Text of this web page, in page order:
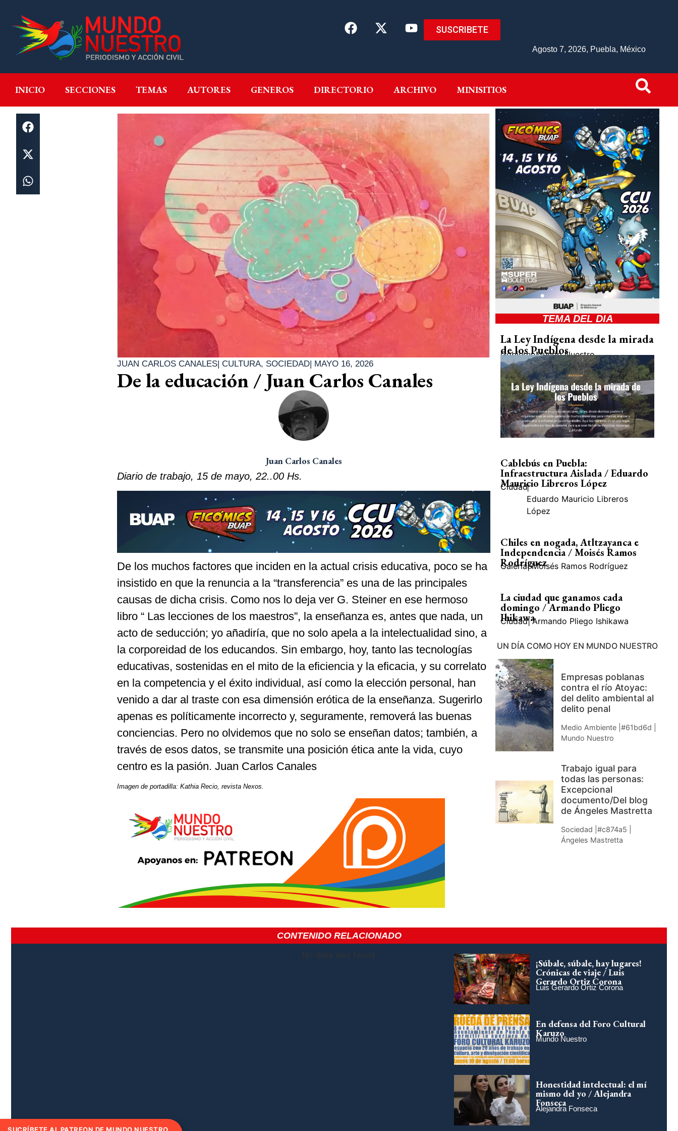
SUSCRIBETE
Agosto 7, 2026, Puebla, México
INICIO SECCIONES TEMAS AUTORES GENEROS DIRECTORIO ARCHIVO MINISITIOS
INICIO SECCIONES GENEROS DIRECTORIO ARCHIVO MINISITIOS
JUAN CARLOS CANALES| CULTURA, SOCIEDAD| MAYO 16, 2026
De la educación / Juan Carlos Canales
Juan Carlos Canales
Diario de trabajo, 15 de mayo, 22..00 Hs.
De los muchos factores que inciden en la actual crisis educativa, poco se ha
insistido en que la renuncia a la “transferencia” es una de las principales
causas de dicha crisis. Como nos lo deja ver G. Steiner en ese hermoso
libro “ Las lecciones de los maestros”, la enseñanza es, antes que nada, un
acto de seducción; yo añadiría, que no solo apela a la intelectualidad sino, a
la corporeidad de los educandos. Sin embargo, hoy, tanto las tecnologías
educativas, sostenidas en el mito de la eficiencia y la eficacia, y su correlato
en la competencia y el éxito individual, así como la elección personal, han
venido a dar al traste con esa dimensión erótica de la enseñanza. Sugerirlo
apenas es políticamente incorrecto y, seguramente, removerá las buenas
conciencias. Pero no olvidemos que no solo se enseñan datos; también, a
través de esos datos, se transmite una posición ética ante la vida, cuyo
centro es la pasión. Juan Carlos Canales
Imagen de portadilla: Kathia Recio, revista Nexos.
TEMA DEL DIA
La Ley Indígena desde la mirada
de los Pueblos
GobiernoMundo Nuestro
Cablebús en Puebla:
Infraestructura Aislada / Eduardo
Mauricio Libreros López
Ciudad|
Eduardo Mauricio Libreros
López
Chiles en nogada, Atltzayanca e
Independencia / Moisés Ramos
Rodríguez
Galería| Moisés Ramos Rodríguez
La ciudad que ganamos cada
domingo / Armando Pliego
Ihikawa
Ciudad| Armando Pliego Ishikawa
UN DÍA COMO HOY EN MUNDO NUESTRO
Empresas poblanas
contra el río Atoyac:
del delito ambiental al
delito penal
Medio Ambiente |#61bd6d |
Mundo Nuestro
Trabajo igual para
todas las personas:
Excepcional
documento/Del blog
de Ángeles Mastretta
Sociedad |#c874a5 |
Ángeles Mastretta
CONTENIDO RELACIONADO
No data was found
¡Súbale, súbale, hay lugares!
Crónicas de viaje / Luis
Gerardo Ortiz Corona
Luis Gerardo Ortiz Corona
En defensa del Foro Cultural
Karuzo
Mundo Nuestro
Honestidad intelectual: el mí
mismo del yo / Alejandra
Fonseca
Alejandra Fonseca